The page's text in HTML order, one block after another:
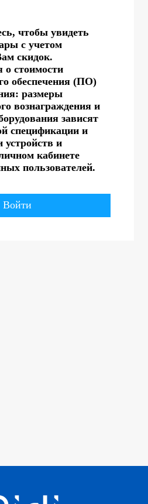
чтобы увидеть
с учетом
скидок.
стоимости
обеспечения (ПО)
размеры
вознаграждения и
зависят
спецификации и
и
кабинете
пользователей.
Войти